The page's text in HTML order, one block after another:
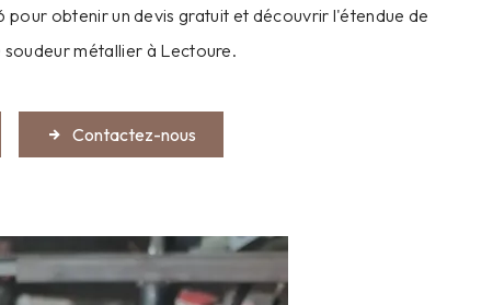
obtenir un devis gratuit et découvrir l'étendue de
soudeur métallier à Lectoure.
Contactez-nous